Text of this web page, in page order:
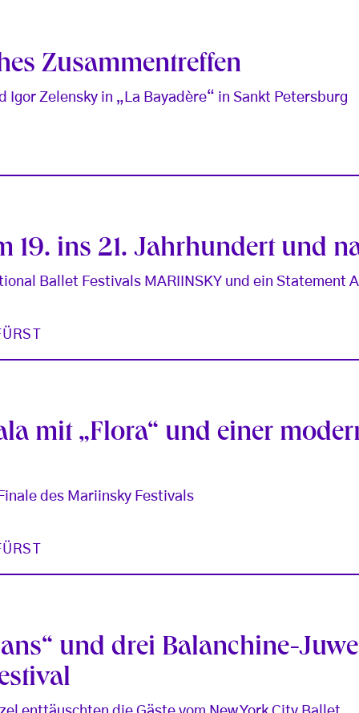
Zusammentreffen
Igor Zelensky in „La Bayadère“ in Sankt Petersburg
19. ins 21. Jahrhundert und
Ballet Festivals MARIINSKY und ein Statement
mit „Flora“ und einer
des Mariinsky Festivals
und drei Balanchine-